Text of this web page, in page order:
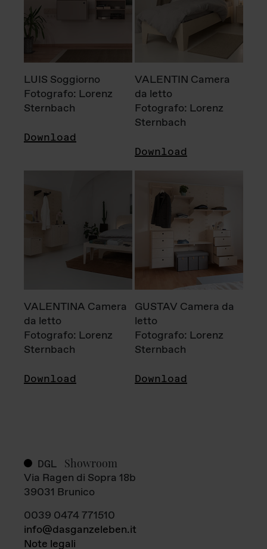
LUIS Soggiorno
Fotografo: Lorenz
Sternbach
Download
VALENTIN Camera
da letto
Fotografo: Lorenz
Sternbach
Download
VALENTINA Camera
da letto
Fotografo: Lorenz
Sternbach
Download
GUSTAV Camera da
letto
Fotografo: Lorenz
Sternbach
Download
DGL Showroom
Via Ragen di Sopra 18b
39031 Brunico
0039 0474 771510
info@dasganzeleben.it
Note legali